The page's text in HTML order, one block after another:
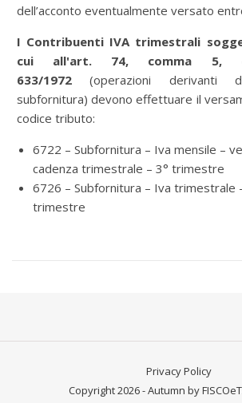
dell’acconto eventualmente versato
I Contribuenti IVA trimestrali
cui all'art. 74, comma 5,
633/1972(operazioni
subfornitura) devono effettuare il
codice tributo:
6722 – Subfornitura – Iva mensile –
cadenza trimestrale – 3° trimestre
6726 – Subfornitura – Iva trimestrale
trimestre
Privacy Policy
Copyright 2026 - Autumn by